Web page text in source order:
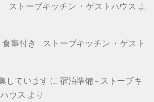
– ストーブキッチン ・ゲストハウス よ
食事付き – ストーブキッチン ・ゲスト
しています に 宿泊準備 – ストーブキ
ウス より